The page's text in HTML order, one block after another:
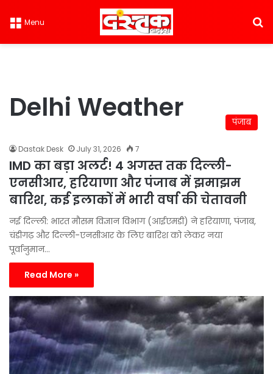
Menu
Delhi Weather पंजाब
Dastak Desk July 31, 2026 7
IMD का बड़ा अलर्ट! 4 अगस्त तक दिल्ली-
एनसीआर, हरियाणा और पंजाब में झमाझम
बारिश, कई इलाकों में भारी वर्षा की चेतावनी
नई दिल्ली: भारत मौसम विज्ञान विभाग (आईएमडी) ने हरियाणा, पंजाब,
चंडीगढ़ और दिल्ली-एनसीआर के लिए बारिश को लेकर नया
पूर्वानुमान…
Read More »